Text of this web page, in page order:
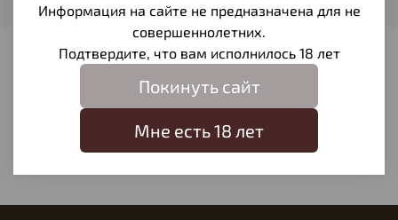
Отзывы
Отзывов еще никто не оставлял
Написать отзыв
Информация на сайте не предназначена для не
совершеннолетних.
Подтвердите, что вам исполнилось 18 лет
Покинуть сайт
Мне есть 18 лет